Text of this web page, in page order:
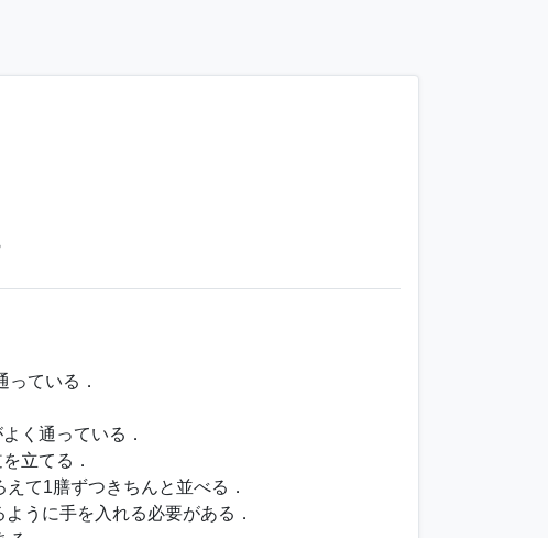
っている．
く通っている．
立てる．
て1膳ずつきちんと並べる．
うに手を入れる必要がある．